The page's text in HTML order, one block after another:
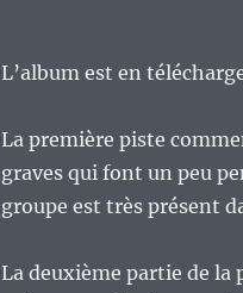
L’album est en
La première piste
graves qui font un peu
groupe est très présent
La deuxième partie de la